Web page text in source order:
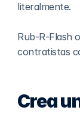
literalmente.
Rub-R-Flash
contratistas
Crea